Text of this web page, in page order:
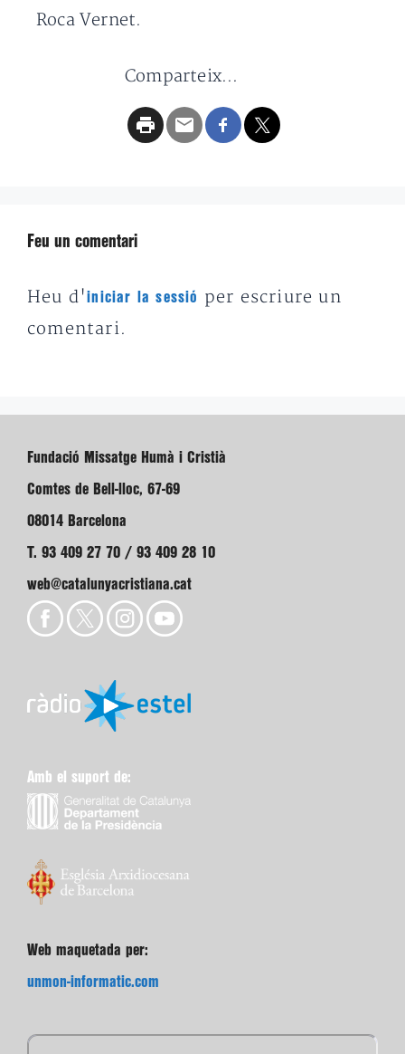
Roca Vernet.
Comparteix...
Feu un comentari
Heu d'iniciar la sessió
per escriure un
comentari.
Fundació Missatge Humà i Cristià
Comtes de Bell-lloc, 67-69
08014 Barcelona
T. 93 409 27 70 / 93 409 28 10
web@catalunyacristiana.cat
Amb el suport de:
Web maquetada per:
unmon-informatic.com